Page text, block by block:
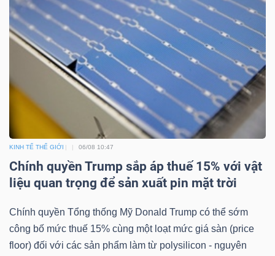
KINH TẾ THẾ GIỚI 06/08 10:47
Chính quyền Trump sắp áp thuế 15% với vật
liệu quan trọng để sản xuất pin mặt trời
Chính quyền Tổng thống Mỹ Donald Trump có thể sớm
công bố mức thuế 15% cùng một loạt mức giá sàn (price
floor) đối với các sản phẩm làm từ polysilicon - nguyên
đầu
tư
Truyền
Dữ
liệu